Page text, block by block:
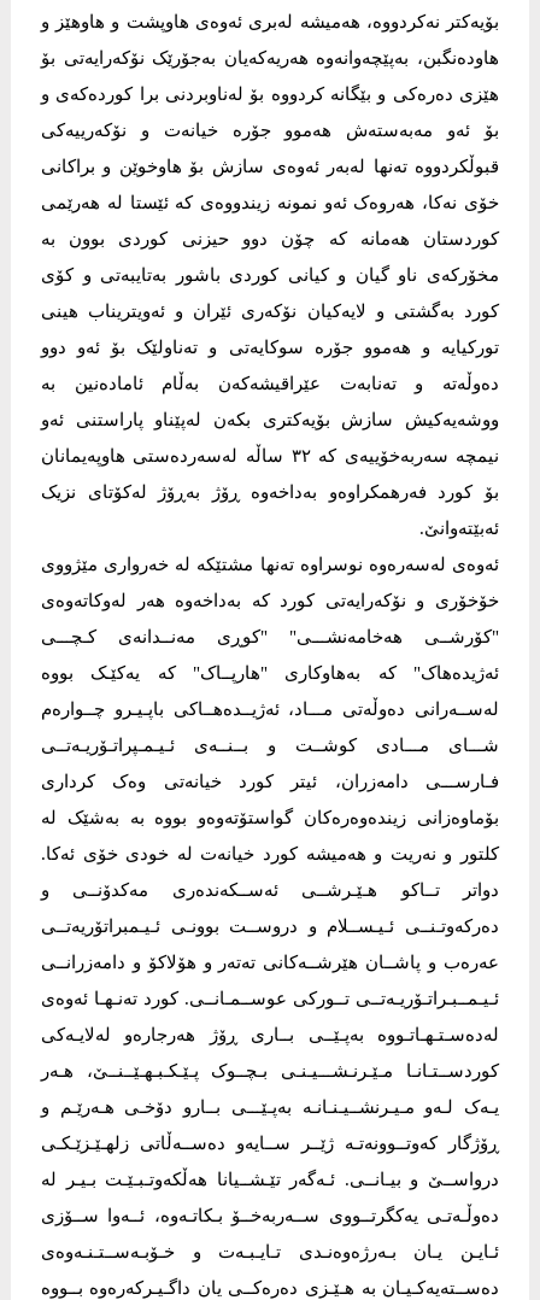
بۆیەکتر نەکردووە، هەمیشە لەبری ئەوەی هاوپشت و هاوهێز و
هاودەنگبن، بەپێچەوانەوە هەریەکەیان بەجۆرێک نۆکەرایەتی بۆ
هێزی دەرەکی و بێگانە کردووە بۆ لەناوبردنی برا کوردەکەی و
بۆ ئەو مەبەستەش هەموو جۆرە خیانەت و نۆکەرییەکی
قبوڵکردووە تەنها لەبەر ئەوەی سازش بۆ هاوخوێن و براکانی
خۆی نەکا، هەروەک ئەو نمونە زیندووەی کە ئێستا لە هەرێمی
کوردستان هەمانە کە چۆن دوو حیزنی کوردی بوون بە
مخۆرکەی ناو گیان و کیانی کوردی باشور بەتایبەتی و کۆی
کورد بەگشتی و لایەکیان نۆکەری ئێران و ئەویتریناب هینی
تورکیایە و هەموو جۆرە سوکایەتی و تەناولێک بۆ ئەو دوو
دەوڵەتە و تەنابەت عێراقیشەکەن بەڵام ئامادەنین بە
ووشەیەکیش سازش بۆیەکتری بکەن لەپێناو پاراستنی ئەو
نیمچە سەربەخۆییەی کە ٣٢ ساڵە لەسەردەستی هاوپەیمانان
بۆ کورد فەرهمکراوەو بەداخەوە ڕۆژ بەڕۆژ لەکۆتای نزیک
ئەبێتەوانێ.
ئەوەی لەسەرەوە نوسراوە تەنها مشتێکە لە خەرواری مێژووی
خۆخۆری و نۆکەرایەتی کورد کە بەداخەوە هەر لەوکاتەوەی
"کۆرشــی هەخامەنشـــی" "کوڕی مەنــدانەی کـچـــی
ئەژیدەهاک" کە بەهاوکاری "هارپــاک" کە یەکێـک بووە
لەســەرانی دەوڵەتی مـــاد، ئەژیــدەهــاکی باپـیـرو چــوارەم
شـــای مـــادی کوشــت و بــنــەی ئـیـمـپراتـۆریـەتــی
فـارســـی دامەزران، ئیتر کورد خیانەتی وەک کرداری
بۆماوەزانی زیندەوەرەکان گواستۆتەوەو بووە بە بەشێک لە
کلتور و نەریت و هەمیشە کورد خیانەت لە خودی خۆی ئەکا.
دواتر تــاکو هـێـرشــی ئەســکەندەری مەکدۆنــی و
دەرکەوتـنــی ئـیـســلام و دروســت بوونـی ئـیـمبراتۆریەتــی
عەرەب و پاشــان هێرشــەکانی تەتەر و هۆلاکۆ و دامەزرانــی
ئـیـمــبـراتـۆریـەتــی تــورکی عوســمـانــی. کورد تەنـهـا ئەوەی
لەدەسـتـهـاتـووە بەپـێــی بــاری ڕۆژ هەرجارەو لەلایـەکی
کوردســتـانـا مـێـرنـشـــیـنـی بـچــوک پـێـکـبـهـێــنــێ، هـەر
یـەک لـەو مـیـرنشــیـنـانـە بەپـێـــی بــارو دۆخـی هـەرێـم و
ڕۆژگار کەوتــوونەتـە ژێــر ســایەو دەســەڵاتی زلهـێـزێـکـی
درواســێ و بیـانــی. ئـەگەر تێـشــیانا هەڵکەوتـبـێـت بـیـر لە
دەوڵـەتـی یەکگرتــووی ســەربەخــۆ بـکاتـەوە، ئــەوا ســۆزی
ئـایـن یـان بـەرژەوەنـدی تـایـبـەت و خـۆبـەســتـنـەوەی
دەســتەیەکـیـان بە هـێـزی دەرەکــی یان داگـیـرکەرەوە بــووە